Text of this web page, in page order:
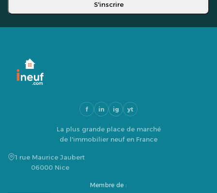
S'inscrire
f in ig yt
La plus grande place de marché
de l'immobilier neuf en France
1 rue Maurice Jaubert
06000 Nice
Membre de :